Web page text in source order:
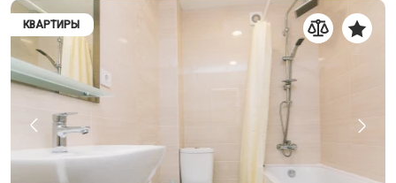
КВАРТИРЫ